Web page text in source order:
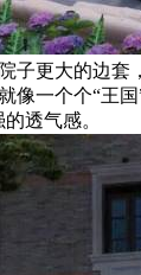
子更大的边套
像一个个“王
透气感。